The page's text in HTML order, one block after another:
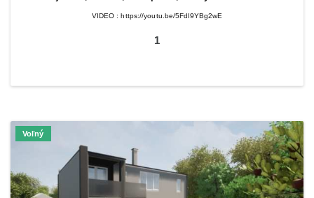
VIDEO : https://youtu.be/5Fdl9YBg2wE
1
Voľný